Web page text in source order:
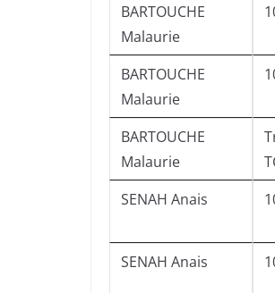
BARTOUCHE
Malaurie
BARTOUCHE
Malaurie
BARTOUCHE
Malaurie
SENAH Anais
SENAH Anais